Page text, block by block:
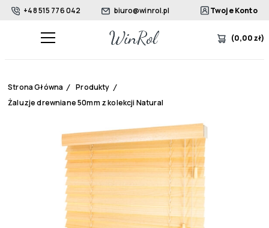
+48 515 776 042 biuro@winrol.pl Twoje Konto
(0,00zł)
Strona Główna / Produkty /
Żaluzje drewniane 50mm z kolekcji Natural